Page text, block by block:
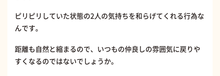
ピリピリしていた状態の2人の気持ちを和らげてくれる行為な
んです。
距離も自然と縮まるので、いつもの仲良しの雰囲気に戻りや
すくなるのではないでしょうか。